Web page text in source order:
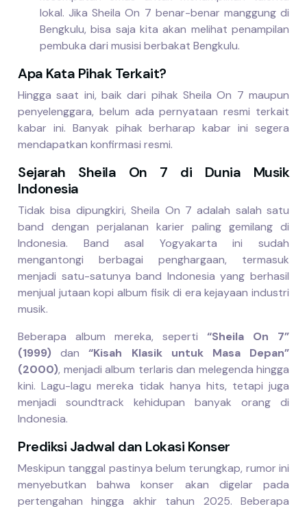
lokal. Jika Sheila On 7 benar-benar manggung di
Bengkulu, bisa saja kita akan melihat penampilan
pembuka dari musisi berbakat Bengkulu.
Apa Kata Pihak Terkait?
Hingga saat ini, baik dari pihak Sheila On 7 maupun
penyelenggara, belum ada pernyataan resmi terkait
kabar ini. Banyak pihak berharap kabar ini segera
mendapatkan konfirmasi resmi.
Sejarah Sheila On 7 di Dunia Musik
Indonesia
Tidak bisa dipungkiri, Sheila On 7 adalah salah satu
band dengan perjalanan karier paling gemilang di
Indonesia. Band asal Yogyakarta ini sudah
mengantongi berbagai penghargaan, termasuk
menjadi satu-satunya band Indonesia yang berhasil
menjual jutaan kopi album fisik di era kejayaan industri
musik.
Beberapa album mereka, seperti “Sheila On 7”
(1999) dan“Kisah Klasik untuk Masa Depan”
(2000), menjadi album terlaris dan melegenda hingga
kini. Lagu-lagu mereka tidak hanya hits, tetapi juga
menjadi soundtrack kehidupan banyak orang di
Indonesia.
Prediksi Jadwal dan Lokasi Konser
Meskipun tanggal pastinya belum terungkap, rumor ini
menyebutkan bahwa konser akan digelar pada
pertengahan hingga akhir tahun 2025. Beberapa